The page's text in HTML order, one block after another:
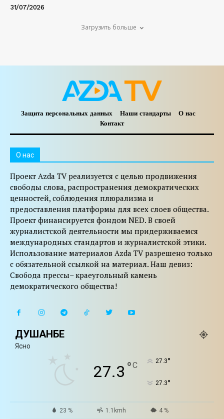
31/07/2026
Загрузить больше
Защита персональных данных Наши стандарты
О нас
Контакт
O нас
Проект Azda TV реализуется с целью продвижения
свободы слова, распространения демократических
ценностей, соблюдения плюрализма и
предоставления платформы для всех слоев общества.
Проект финансируется фондом NED. В своей
журналистской деятельности мы придерживаемся
международных стандартов и журналистской этики.
Использование материалов Azda TV разрешено только
с обязательной ссылкой на материал. Наш девиз:
Свобода прессы– краеугольный камень
демократического общества!
ДУШАНБЕ
Ясно
27.3 °C 27.3°
27.3°
23 % 1.1kmh 4 %